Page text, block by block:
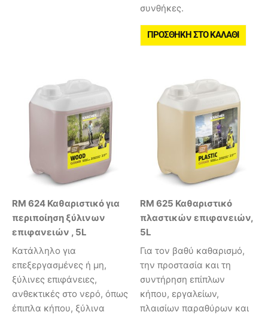
συνθήκες.
ΠΡΟΣΘΉΚΗ ΣΤΟ ΚΑΛΆΘΙ
RM 624 Καθαριστικό για
περιποίηση ξύλινων
επιφανειών , 5L
Κατάλληλο για
επεξεργασμένες ή μη,
ξύλινες επιφάνειες,
ανθεκτικές στο νερό, όπως
έπιπλα κήπου, ξύλινα
RM 625 Καθαριστικό
πλαστικών επιφανειών,
5L
Για τον βαθύ καθαρισμό,
την προστασία και τη
συντήρηση επίπλων
κήπου, εργαλείων,
πλαισίων παραθύρων και